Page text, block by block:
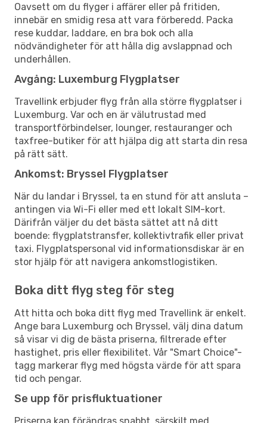
Oavsett om du flyger i affärer eller på fritiden,
innebär en smidig resa att vara förberedd. Packa
rese kuddar, laddare, en bra bok och alla
nödvändigheter för att hålla dig avslappnad och
underhållen.
Avgång: Luxemburg Flygplatser
Travellink erbjuder flyg från alla större flygplatser i
Luxemburg. Var och en är välutrustad med
transportförbindelser, lounger, restauranger och
taxfree-butiker för att hjälpa dig att starta din resa
på rätt sätt.
Ankomst: Bryssel Flygplatser
När du landar i Bryssel, ta en stund för att ansluta –
antingen via Wi-Fi eller med ett lokalt SIM-kort.
Därifrån väljer du det bästa sättet att nå ditt
boende: flygplatstransfer, kollektivtrafik eller privat
taxi. Flygplatspersonal vid informationsdiskar är en
stor hjälp för att navigera ankomstlogistiken.
Boka ditt flyg steg för steg
Att hitta och boka ditt flyg med Travellink är enkelt.
Ange bara Luxemburg och Bryssel, välj dina datum
så visar vi dig de bästa priserna, filtrerade efter
hastighet, pris eller flexibilitet. Vår "Smart Choice"-
tagg markerar flyg med högsta värde för att spara
tid och pengar.
Se upp för prisfluktuationer